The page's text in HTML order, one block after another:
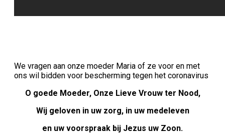
We vragen aan onze moeder Maria of ze voor en met
ons wil bidden voor bescherming tegen het corona­virus
O goede Moeder, Onze Lieve Vrouw ter Nood,
Wij geloven in uw zorg, in uw medeleven
en uw voor­spraak bij Jezus uw Zoon.